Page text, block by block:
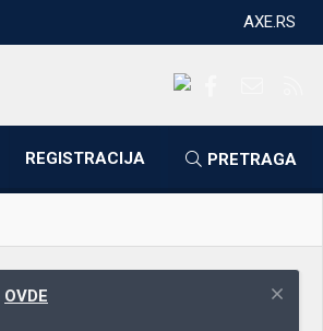
AXE.RS
REGISTRACIJA PRETRAGA
OVDE